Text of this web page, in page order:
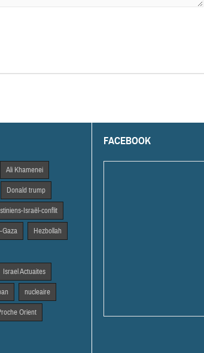
Ali Khamenei
Donald trump
Israël-conflit
Gaza Hezbollah
Israel Actuaites
nucleaire
Orient
FACEBOOK